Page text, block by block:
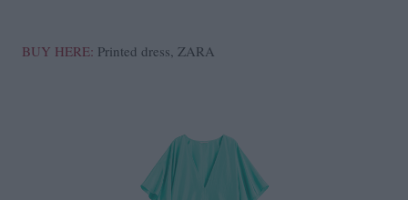
BUY HERE: Printed dress, ZARA